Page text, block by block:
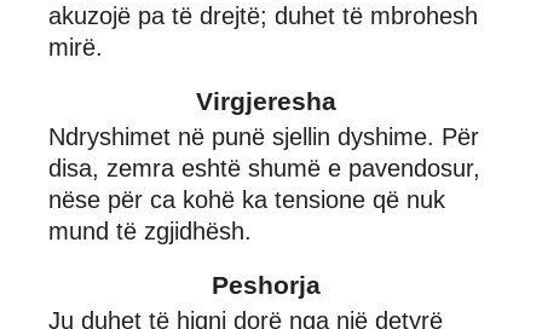
akuzojë pa të drejtë; duhet të mbrohesh
mirë.
Virgjeresha
Ndryshimet në punë sjellin dyshime. Për
disa, zemra eshtë shumë e pavendosur,
nëse për ca kohë ka tensione që nuk
mund të zgjidhësh.
Peshorja
Ju duhet të hiqni dorë nga një detyrë